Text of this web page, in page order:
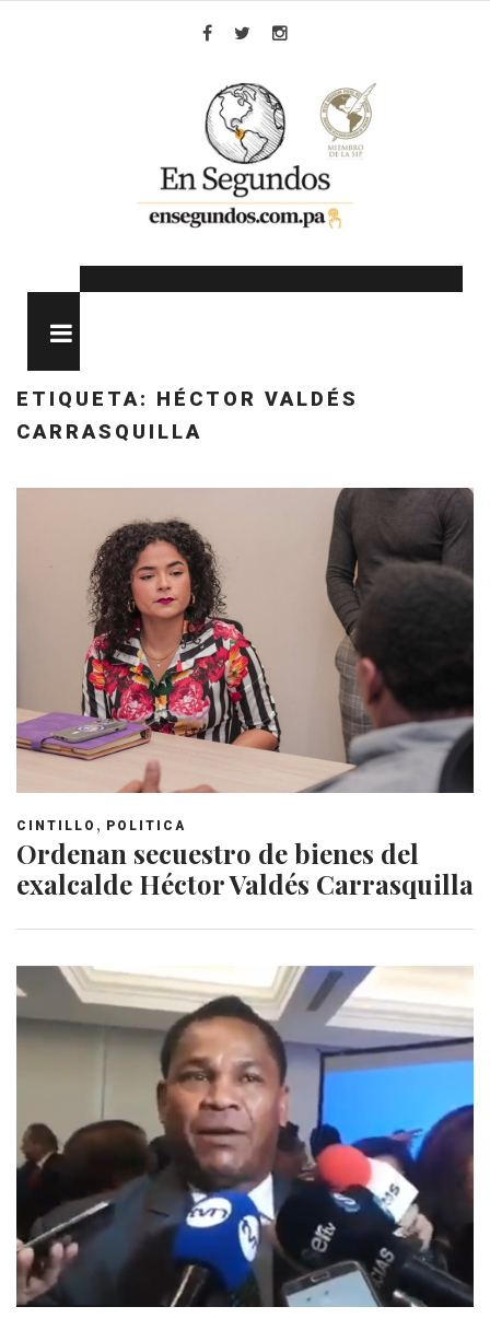
ETIQUETA: HÉCTOR VALDÉS
CARRASQUILLA
CINTILLO , POLITICA
Ordenan secuestro de bienes del
exalcalde Héctor Valdés Carrasquilla